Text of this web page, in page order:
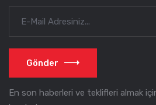
Gönder
En son haberleri ve teklifleri almak